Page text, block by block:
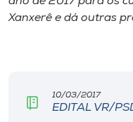
CPA
Editora
Xanxerê e dá outras
10/03/2017
EDITAL VR/